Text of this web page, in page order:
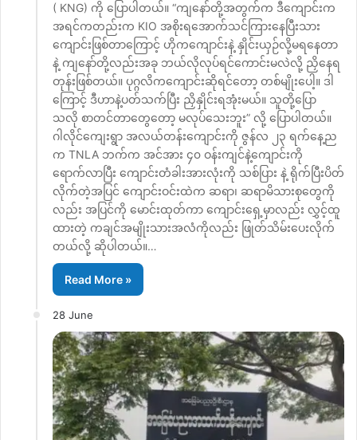
( KNG) ကို ပြောပါတယ်။ “ကျနော်တို့အတွက်က ဒီကျောင်းက
အရင်ကတည်းက KIO အစိုးရအောက်သင်ကြားနေပြီးသား
ကျောင်းဖြစ်တာကြောင့် ဟိုကကျောင်းနဲ့ နှိုင်းယှဉ်လို့မရနေတာ
နဲ့ ကျနော်တို့လည်းအခု ဘယ်လိုလုပ်ရင်ကောင်းမလဲလို့ ညှိနေရ
တုန်းဖြစ်တယ်။ ပုဂ္ဂလိကကျောင်းဆိုရင်တော့ တစ်မျိုးပေါ့။ ဒါ
ကြောင့် ဒီဟာနဲ့ပတ်သက်ပြီး ညှိနှိုင်းရအုံးမယ်။ သူတို့ပြော
သလို စာတင်တာတွေတော့ မလုပ်သေးဘူး” လို့ ပြောပါတယ်။
ဂါလိုင်ကျေးရွာ အလယ်တန်းကျောင်းကို ဇွန်လ ၂၃ ရက်နေ့ည
က TNLA ဘက်က အင်အား ၄၀ ဝန်းကျင်နဲ့ကျောင်းကို
ရောက်လာပြီး ကျောင်းတံခါးအားလုံးကို သစ်ပြား နဲ့ ရိုက်ပြီးပိတ်
လိုက်တဲ့အပြင် ကျောင်းဝင်းထဲက ဆရာ၊ ဆရာမိသားစုတွေကို
လည်း အပြင်ကို မောင်းထုတ်ကာ ကျောင်းရှေ့မှာလည်း လွှင့်ထူ
ထားတဲ့ ကချင်အမျိုးသားအလံကိုလည်း ဖြုတ်သိမ်းပေးလိုက်
တယ်လို့ ဆိုပါတယ်။…
Read More »
28 June